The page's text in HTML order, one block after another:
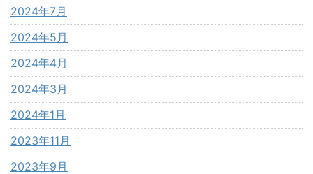
2024年7月
2024年5月
2024年4月
2024年3月
2024年1月
2023年11月
2023年9月